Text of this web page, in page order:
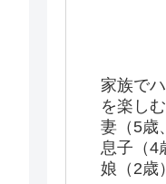
家族で
を楽し
妻（5歳
息子（4
娘（2歳